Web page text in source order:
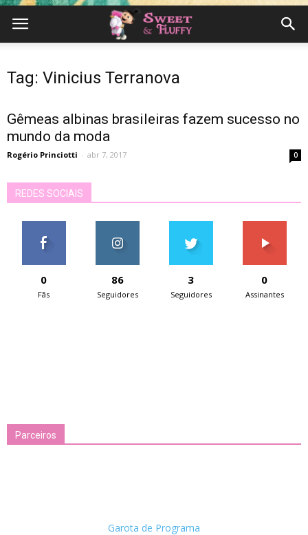
Tag: Vinicius Terranova
Gêmeas albinas brasileiras fazem sucesso no
mundo da moda
Rogério Princiotti - abr 7, 2017 0
REDES SOCIAIS
0
Fãs
86
Seguidores
3
Seguidores
0
Assinantes
Parceiros
Garota de Programa